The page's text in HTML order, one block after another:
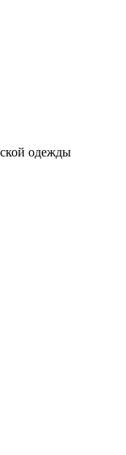
одежды